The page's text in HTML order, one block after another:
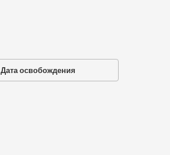
Дата освобождения